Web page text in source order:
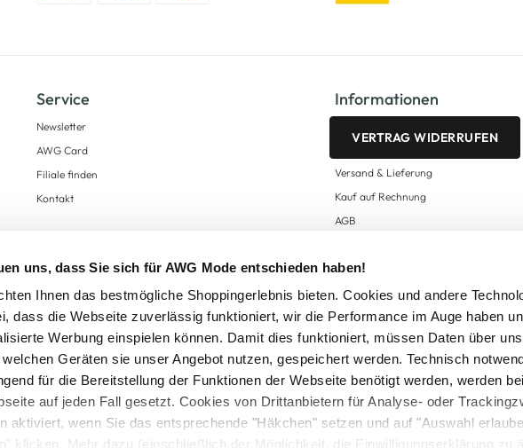
uns, dass Sie sich für AWG Mode entschieden haben!
Ihnen das bestmögliche Shoppingerlebnis bieten. Cookies und andere
dass die Webseite zuverlässig funktioniert, wir die Performance im Auge haben
Werbung einspielen können. Damit dies funktioniert, müssen Daten über
welchen Geräten sie unser Angebot nutzen, gespeichert werden. Technisch
für die Bereitstellung der Funktionen der Webseite benötigt werden, werden
auf jeden Fall gesetzt. Cookies von Drittanbietern für Analyse- oder
aktiviert, wenn Sie das entsprechende "Häkchen" setzen und auf "Auswahl
klicken. Mehr dazu (einschließlich der Möglichkeit, die Einwilligungserklärung zu
Service
Newsletter
AWG Card
Filiale finden
Kontakt
Informationen
VERTRAG WIDERRUFEN
Versand & Lieferung
Kauf auf Rechnung
AGB
Zahlungsarten
Datenschutz
AWG CARD Teilnahmebedingungen
Alle Preise inkl. gesetzl. Mehrwertsteuer zzgl.